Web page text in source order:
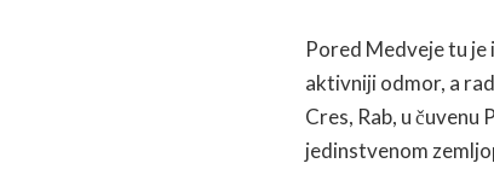
Pored Medveje tu je
aktivniji odmor, a
Cres, Rab, u čuvenu
jedinstvenom